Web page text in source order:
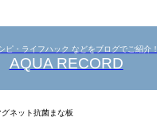
ピ・ライフハック などをブログでご紹介！
AQUA RECORD